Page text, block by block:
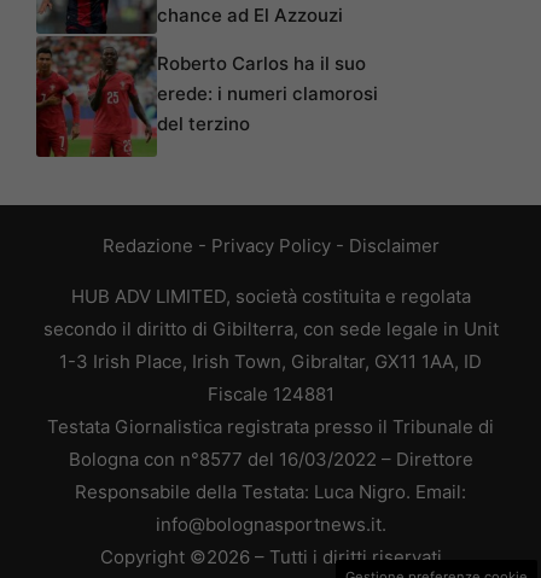
chance ad El Azzouzi
Roberto Carlos ha il suo
erede: i numeri clamorosi
del terzino
Redazione - Privacy Policy- Disclaimer
HUB ADV LIMITED, società costituita e regolata
secondo il diritto di Gibilterra, con sede legale in Unit
1-3 Irish Place, Irish Town, Gibraltar, GX11 1AA, ID
Fiscale 124881
Testata Giornalistica registrata presso il Tribunale di
Bologna con n°8577 del 16/03/2022 – Direttore
Responsabile della Testata: Luca Nigro. Email:
info@bolognasportnews.it.
Copyright ©2026 – Tutti i diritti riservati